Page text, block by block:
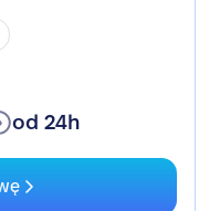
od 24h